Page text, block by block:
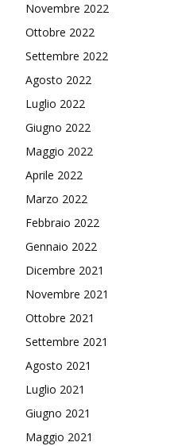
Novembre 2022
Ottobre 2022
Settembre 2022
Agosto 2022
Luglio 2022
Giugno 2022
Maggio 2022
Aprile 2022
Marzo 2022
Febbraio 2022
Gennaio 2022
Dicembre 2021
Novembre 2021
Ottobre 2021
Settembre 2021
Agosto 2021
Luglio 2021
Giugno 2021
Maggio 2021